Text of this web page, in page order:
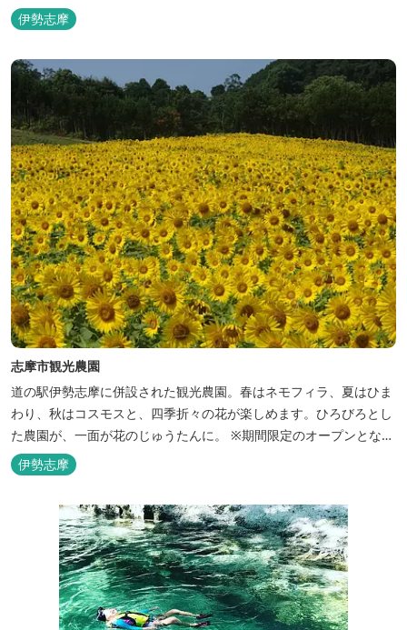
風呂を備えた「風見の湯」をはじめ、趣の異なる３ヶ所の大浴場で
は、館内で湯めぐりが楽しめます。 また、露天風呂付客室や貸切家
族風呂（有料）、足湯に湯上がり処などもございますので、湯浴み
の一日をお過ごしいた...
伊勢志摩
志摩市観光農園
道の駅伊勢志摩に併設された観光農園。春はネモフィラ、夏はひま
わり、秋はコスモスと、四季折々の花が楽しめます。ひろびろとし
た農園が、一面が花のじゅうたんに。 ※期間限定のオープンとなり
ます。 2026年のヒマワリの開花状況はこちら
伊勢志摩